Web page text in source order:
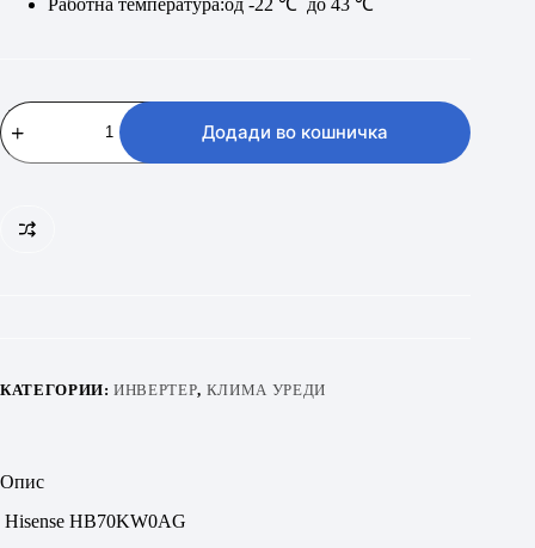
Hisense
HB70KW0AG
количина
Додади во кошничка
КАТЕГОРИИ:ИНВЕРТЕР, КЛИМА УРЕДИ
Опис
Hisense HB70KW0AG